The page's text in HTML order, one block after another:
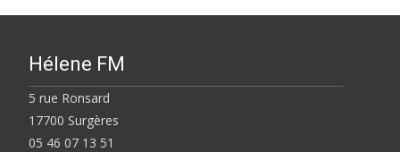
Hélene FM
5 rue Ronsard
17700 Surgères
05 46 07 13 51